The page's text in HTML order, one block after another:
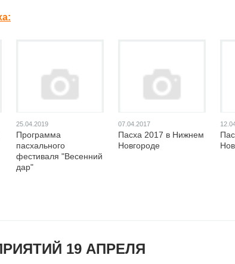
25.04.2019
Программа
пасхального
фестиваля "Весенний
дар"
07.04.2017
Пасха 2017 в Нижнем
Новгороде
19 АПРЕЛЯ